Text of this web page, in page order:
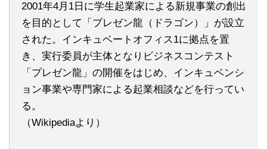
2001年4月1日に学生起業家による新規事業の創出
を目的として「プレゼン龍（ドラゴン）」が設立
された。インキュベートオフィス1に拠点を置
き、実行委員が主体となりビジネスコンテスト
「プレゼン龍」の開催をはじめ、インキュベンシ
ョン事業や専門家による起業相談などを行ってい
る。
（Wikipediaより）